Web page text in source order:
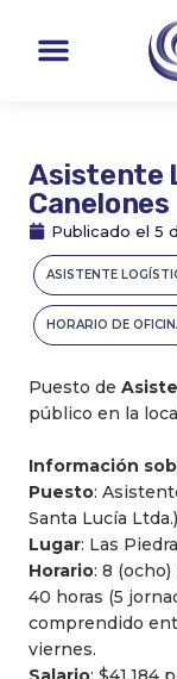
contenido
Menu
Asistente
Canelones
Publicado el 5
ASISTENTE
HORARIO DE
Puesto de
público en la
Información
Puesto:
Santa Lucía Ltda.)
Lugar: Las
Horario: 8
40 horas (5
comprendido
viernes.